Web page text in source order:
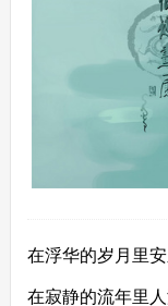
在浮华的岁月里安
在寂静的流年里人